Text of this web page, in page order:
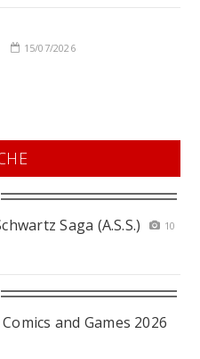
15/07/2026
Saga (A.S.S.)
10
and Games 2026